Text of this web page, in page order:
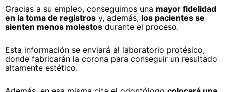
Gracias a su empleo, conseguimos una mayor fidelidad
en la toma de registros y, además, los pacientes se
sienten menos molestos durante el proceso.
Esta información se enviará al laboratorio protésico,
donde fabricarán la corona para conseguir un resultado
altamente estético.